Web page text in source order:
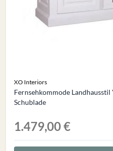
XO Interiors
Fernsehkommode Landhausstil
Schublade
1.479,00 €